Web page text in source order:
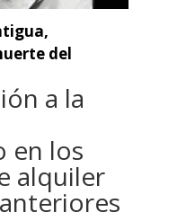
,
del
a la
en los
alquiler